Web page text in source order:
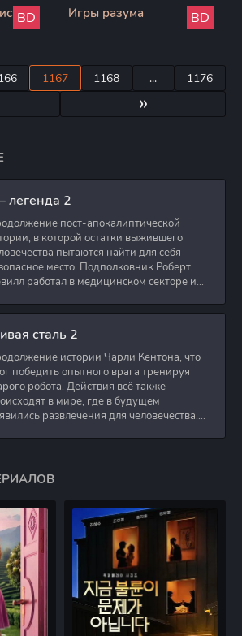
BD
Игры разума
BD
1167 1168 ... 1176
»
легенда 2
пост-апокалиптической
в которой остатки выжившего
пытаются найти для себя
место. Подполковник Роберт
работал в медицинском секторе и
сталь 2
истории Чарли Кентона, что
победить опытного врага тренируя
робота. Действия всё также
в мире, где в будущем
развлечения для человечества.